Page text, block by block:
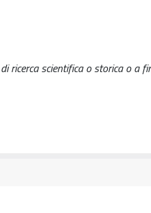
ricerca scientifica o storica o a